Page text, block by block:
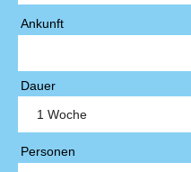
Ankunft
Dauer
Personen